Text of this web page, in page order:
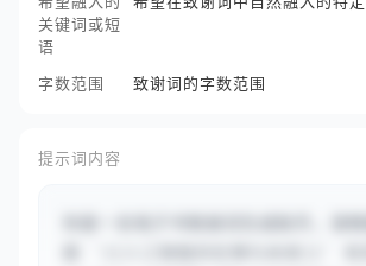
关键词或短
语
字数范围 致谢词的字数范围
提示词内容